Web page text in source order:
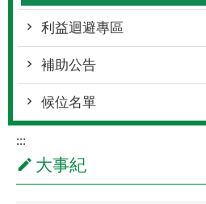
利益迴避專區
補助公告
候位名單
:::
大事紀